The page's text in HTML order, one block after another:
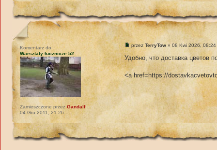
przezTerryTow » 08 Kwi 2026, 08:24
Удобно, что доставка цветов
<a href=https://
Komentarz do:
Warsztaty łucznicze 52
Zamieszczone przezGandalf
04 Gru 2011, 21:26